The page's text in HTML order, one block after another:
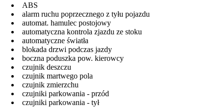
ABS
alarm ruchu poprzecznego z tyłu pojazdu
automat. hamulec postojowy
automatyczna kontrola zjazdu ze stoku
automatyczne światła
blokada drzwi podczas jazdy
boczna poduszka pow. kierowcy
czujnik deszczu
czujnik martwego pola
czujnik zmierzchu
czujniki parkowania - przód
czujniki parkowania - tył